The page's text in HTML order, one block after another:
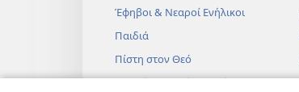
Έφηβοι & Νεαροί Ενήλικοι
Παιδιά
Πίστη στον Θεό
Επιστήμη & Αγία Γραφή